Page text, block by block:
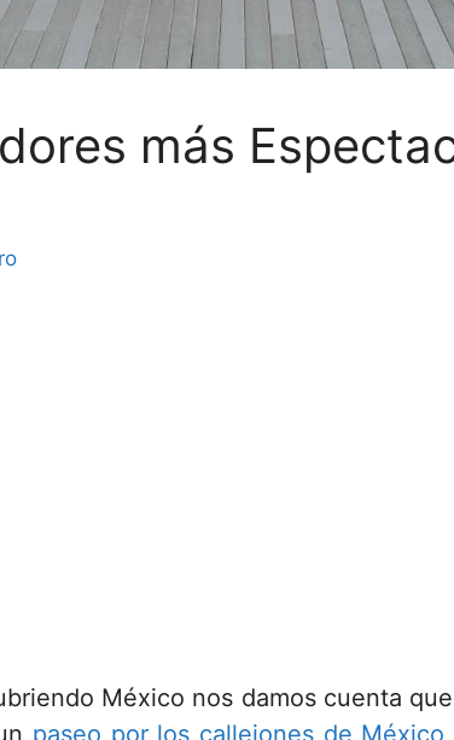
más
México nos damos cuenta
paseo por los callejones de México